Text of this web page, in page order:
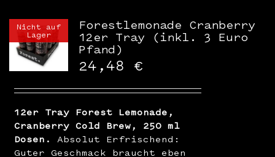
Presse
WooCommerce Warenkorb
Nicht auf
Lager
Forestlemonade Cranberry
12er Tray (inkl. 3 Euro
Pfand)
24,48 €
12er Tray Forest Lemonade,
Cranberry Cold Brew, 250 ml
Dosen.
Absolut Erfrischend:
Guter Geschmack braucht eben